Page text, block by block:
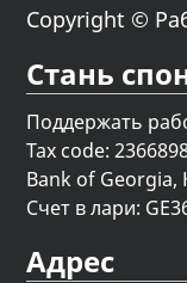
Copyright ©
Стань
Поддержать
Tax code:
Bank of Georgia,
Счет в лари:
Адрес